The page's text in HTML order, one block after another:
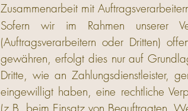
Zusammenarbeit mit
Sofern wir im Rahmen unserer
(Auftragsverarbeitern oder Dritten)
gewähren, erfolgt dies nur auf
Dritte, wie an Zahlungsdienstleister,
eingewilligt haben, eine rechtliche